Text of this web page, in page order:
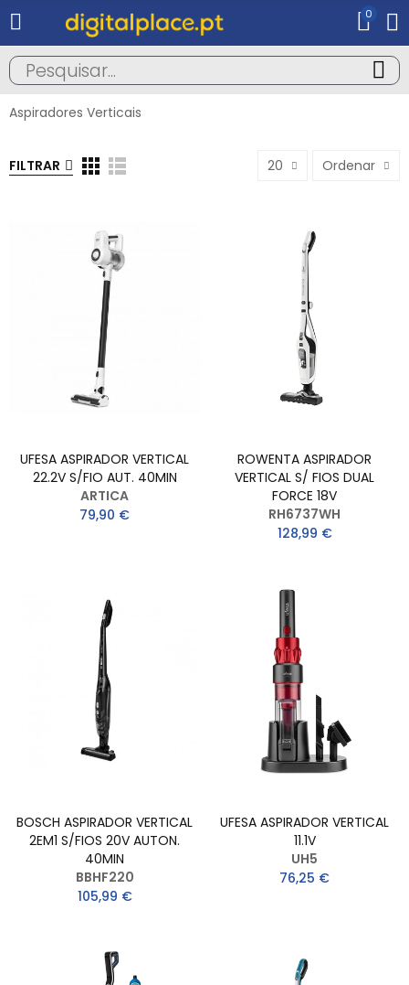
0
Aspiradores Verticais
FILTRAR 20 Ordenar
UFESA ASPIRADOR VERTICAL
22.2V S/FIO AUT. 40MIN
ARTICA
79,90 €
ROWENTA ASPIRADOR
VERTICAL S/ FIOS DUAL
FORCE 18V
RH6737WH
128,99 €
BOSCH ASPIRADOR VERTICAL
2EM1 S/FIOS 20V AUTON.
40MIN
BBHF220
105,99 €
UFESA ASPIRADOR VERTICAL
11.1V
UH5
76,25 €